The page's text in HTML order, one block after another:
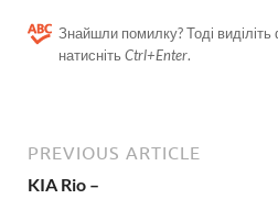
Знайшли помилку? Тоді
натисніть Ctrl+Enter.
PREVIOUS ARTICLE
KIA Rio –